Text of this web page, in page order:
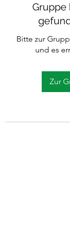
Gruppe
Bitte zur
und es
Zur